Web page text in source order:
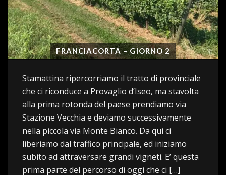
FRANCIACORTA – GIORNO 2
Stamattina ripercorriamo il tratto di provinciale
che ci riconduce a Provaglio d’Iseo, ma stavolta
alla prima rotonda del paese prendiamo via
Stazione Vecchia e deviamo successivamente
nella piccola via Monte Bianco. Da qui ci
liberiamo dal traffico principale, ed iniziamo
subito ad attraversare grandi vigneti. E’ questa
prima parte del percorso di oggi che ci […]